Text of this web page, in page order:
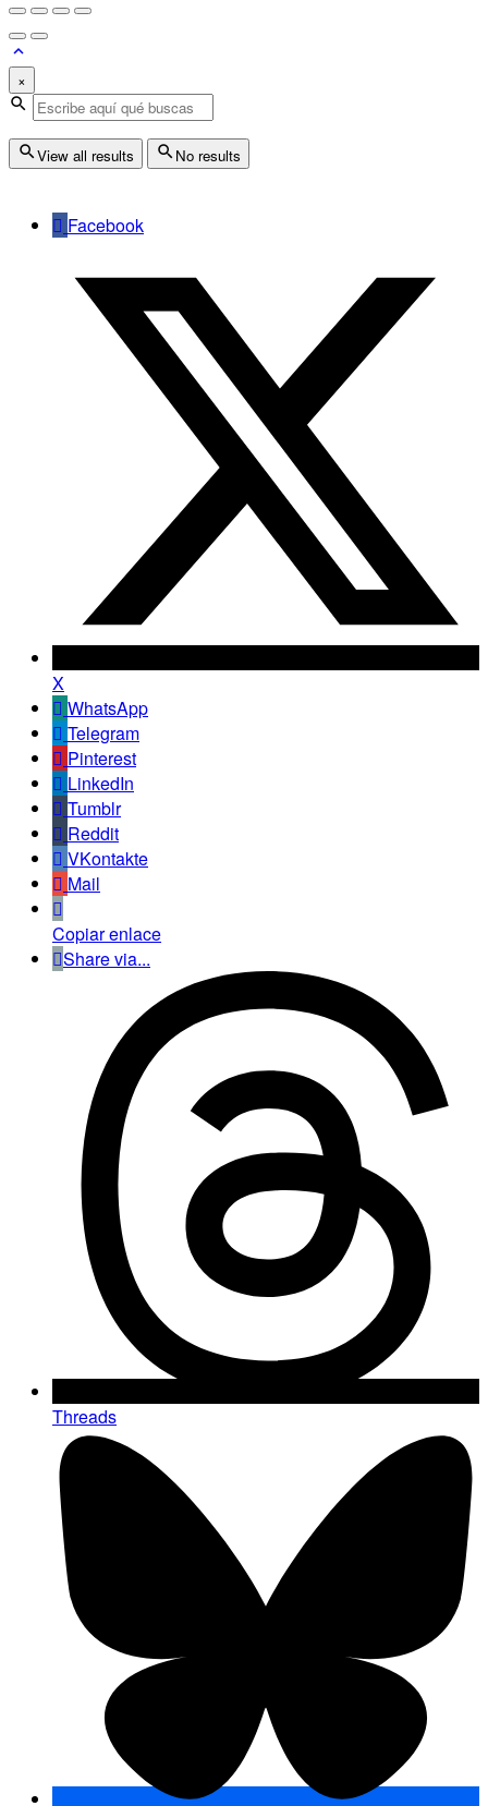
×
View all results No results
Facebook
X
WhatsApp
Telegram
Pinterest
LinkedIn
Tumblr
Reddit
VKontakte
Mail
Copiar enlace
Share via...
Threads